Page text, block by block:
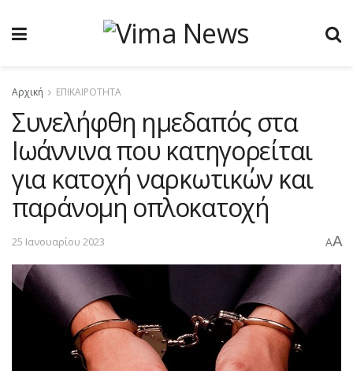
Αρχική ΕΠΙΚΑΙΡΟΤΗΤΑ
Συνελήφθη ημεδαπός στα
Ιωάννινα που κατηγορείται
για κατοχή ναρκωτικών και
παράνομη οπλοκατοχή
25 Ιανουαρίου 2023 AA